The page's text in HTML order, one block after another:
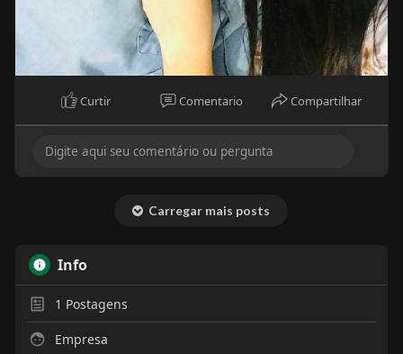
Curtir Comentario Compartilhar
Carregar mais posts
Info
1 Postagens
Empresa